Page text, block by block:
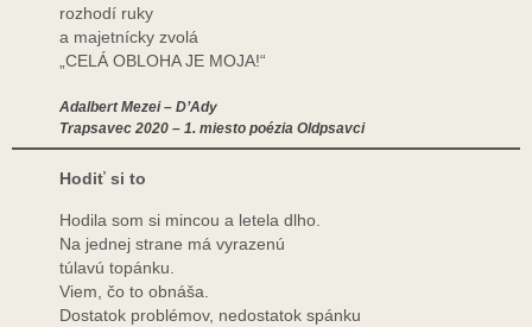
rozhodí ruky
a majetnícky zvolá
„CELÁ OBLOHA JE MOJA!“
Adalbert Mezei – D’Ady
Trapsavec 2020 – 1. miesto poézia Oldpsavci
Hodiť si to
Hodila som si mincou a letela dlho.
Na jednej strane má vyrazenú
túlavú topánku.
Viem, čo to obnáša.
Dostatok problémov, nedostatok spánku